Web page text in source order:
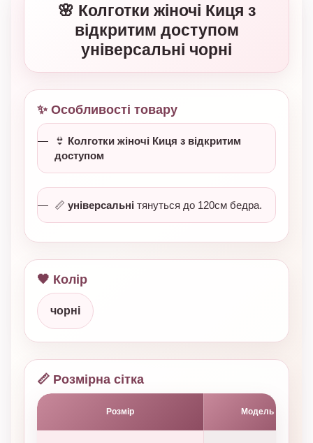
🌸 Колготки жіночі Киця з
відкритим доступом
універсальні чорні
✨ Особливості товару
👙 Колготки жіночі Киця з відкритим
доступом
📏 універсальні тянуться до 120см бедра.
🖤 Колір
чорні
📏 Розмірна сітка
Розмір Модель